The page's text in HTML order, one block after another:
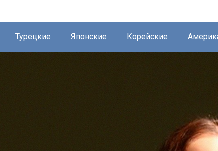
Турецкие Японские Корейские